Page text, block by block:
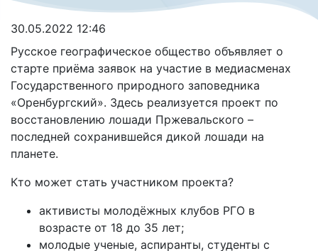
30.05.2022 12:46
Русское географическое общество объявляет о
старте приёма заявок на участие в медиасменах
Государственного природного заповедника
«Оренбургский». Здесь реализуется проект по
восстановлению лошади Пржевальского –
последней сохранившейся дикой лошади на
планете.
Кто может стать участником проекта?
активисты молодёжных клубов РГО в
возрасте от 18 до 35 лет;
молодые ученые, аспиранты, студенты с